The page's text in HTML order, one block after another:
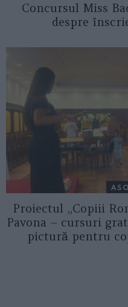
Concursul Miss
despre
Proiectul „Copiii
Pavona – cursuri
pictură pentru